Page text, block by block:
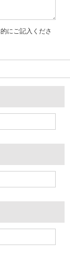
にご記入くださ